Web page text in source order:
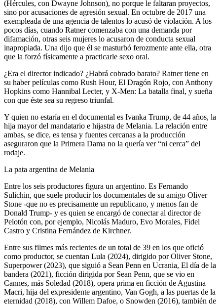
(Hércules, con Dwayne Johnson), no porque le faltaran proyectos,
sino por acusaciones de agresión sexual. En octubre de 2017 una
exempleada de una agencia de talentos lo acusó de violación. A los
pocos días, cuando Ratner comenzaba con una demanda por
difamación, otras seis mujeres lo acusaron de conducta sexual
inapropiada. Una dijo que él se masturbó ferozmente ante ella, otra
que la forzó físicamente a practicarle sexo oral.
¿Era el director indicado? ¿Habrá cobrado barato? Ratner tiene en
su haber películas como Rush Hour, El Dragón Rojo, con Anthony
Hopkins como Hannibal Lecter, y X-Men: La batalla final, y sueña
con que éste sea su regreso triunfal.
Y quien no estaría en el documental es Ivanka Trump, de 44 años, la
hija mayor del mandatario e hijastra de Melania. La relación entre
ambas, se dice, es tensa y fuentes cercanas a la producción
aseguraron que la Primera Dama no la quería ver “ni cerca” del
rodaje.
La pata argentina de Melania
Entre los seis productores figura un argentino. Es Fernando
Sulichin, que suele producir los documentales de su amigo Oliver
Stone -que no es precisamente un republicano, y menos fan de
Donald Trump- y es quien se encargó de conectar al director de
Pelotón con, por ejemplo, Nicolás Maduro, Evo Morales, Fidel
Castro y Cristina Fernández de Kirchner.
Entre sus filmes más recientes de un total de 39 en los que ofició
como productor, se cuentan Lula (2024), dirigido por Oliver Stone,
Superpower (2023), que siguió a Sean Penn en Ucrania, El día de la
bandera (2021), ficción dirigida por Sean Penn, que se vio en
Cannes, más Soledad (2018), opera prima en ficción de Agustina
Macri, hija del expresidente argentino, Van Gogh, a las puertas de la
eternidad (2018), con Willem Dafoe, o Snowden (2016), también de